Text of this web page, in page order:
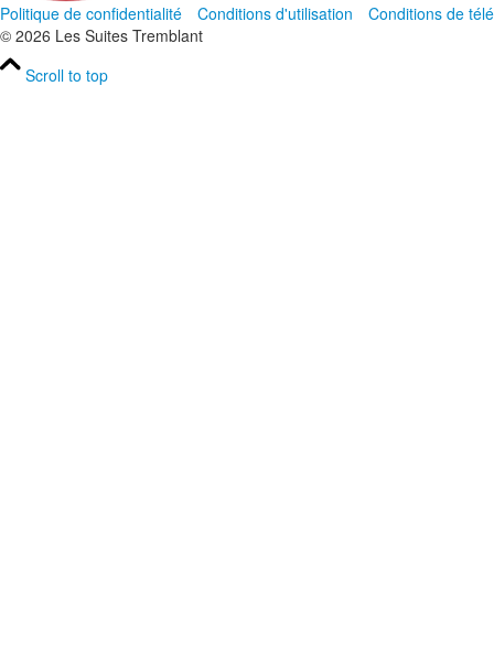
Politique de confidentialité Conditions d'utilisation
Conditions de
© 2026 Les Suites Tremblant
Scroll to top